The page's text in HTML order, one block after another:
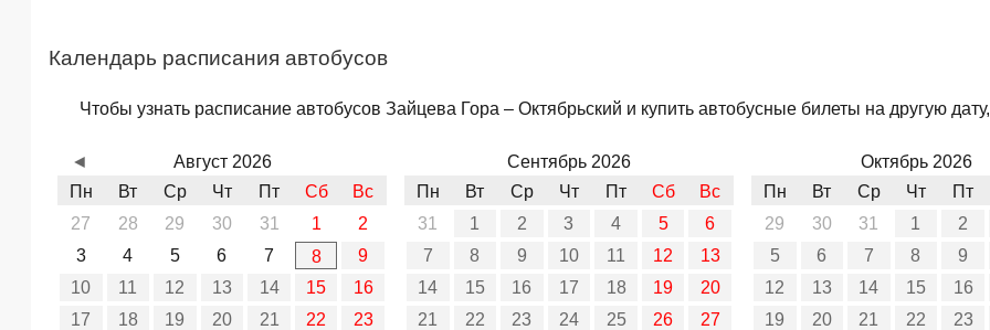
Календарь расписания автобусов
Чтобы узнать расписание автобусов Зайцева Гора – Октябрьский и купить автобусные билеты на другую
Август 2026
Пн
Вт Ср Чт Пт Сб
Вс
27
28 29 30 31 1
2
3
4 5 6 7 8
9
10
11 12 13 14 15
16
17
18 19 20 21 22
23
Сентябрь 2026
Пн
Вт Ср Чт Пт Сб
Вс
31
1 2 3 4 5
6
7
8 9 10 11 12
13
14
15 16 17 18 19
20
21
22 23 24 25 26
27
Октябрь 2026
Пн
Вт Ср Чт
Пт
29
30 31 1
2
5
6 7 8
9
12
13 14 15
16
19
20 21 22
23
◄